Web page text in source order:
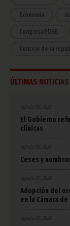
Economía
CongresoPDGE
Consejo de la
ÚLTIMAS NOTICIAS
agosto 06, 2026
El Gobierno
clínicas
agosto 06, 2026
Ceses y
Adopción del
en la Cámara